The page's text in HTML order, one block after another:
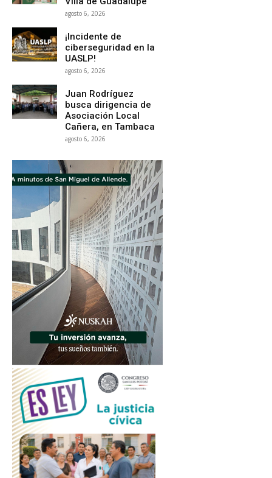
agosto 6, 2026
¡Incidente de
ciberseguridad en la
UASLP!
agosto 6, 2026
Juan Rodríguez
busca dirigencia de
Asociación Local
Cañera, en Tambaca
agosto 6, 2026